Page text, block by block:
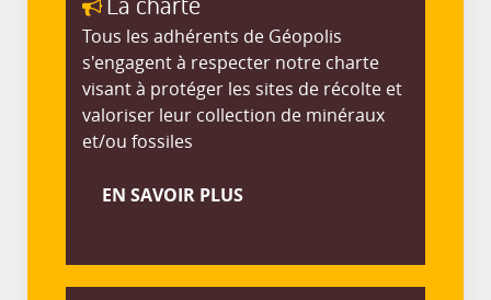
Tous les adhérents de Géopolis
s'engagent à respecter notre charte
visant à protéger les sites de récolte et
valoriser leur collection de minéraux
et/ou fossiles
EN SAVOIR PLUS